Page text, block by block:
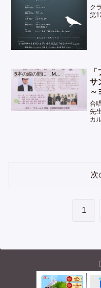
ク
第
5本の線の間に〔Music〕
サ
～
合
先
カ
次
1